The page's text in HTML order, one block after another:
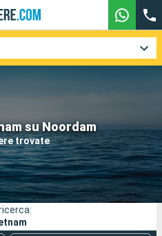
su Noordam
trovate
Compagnie